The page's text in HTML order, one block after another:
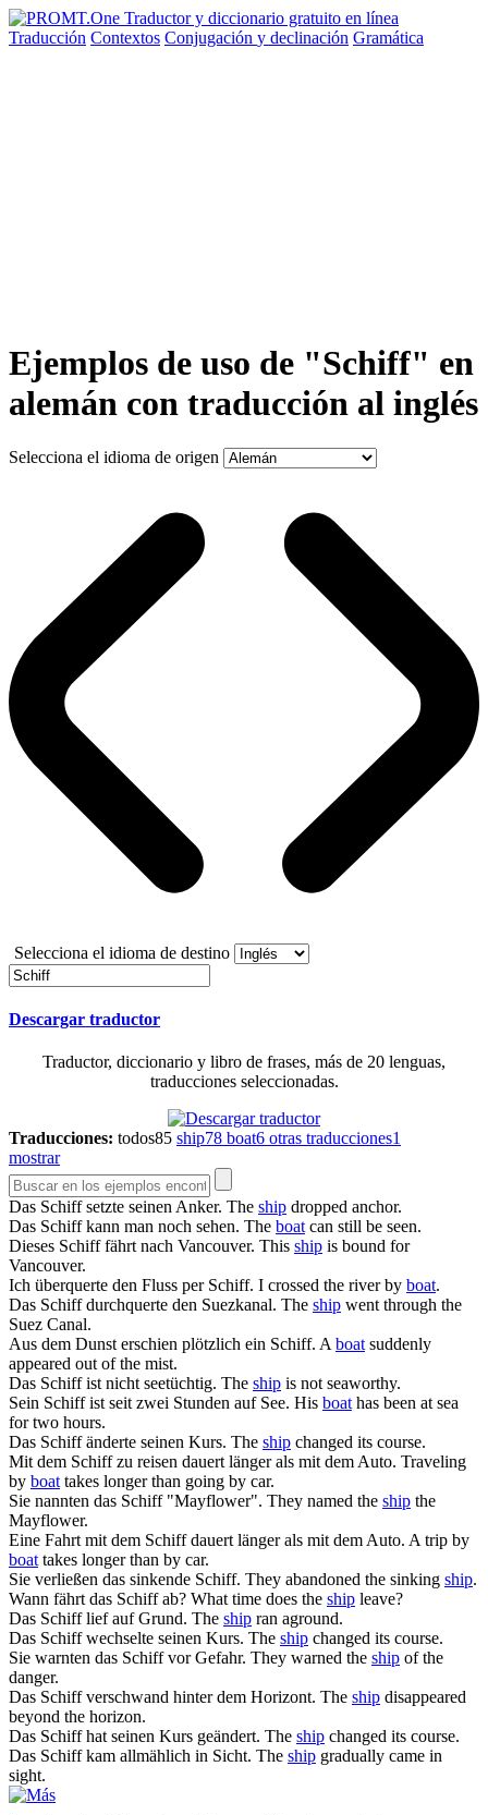
Traducción Contextos Conjugación y declinación Gramática
Ejemplos de uso de "Schiff" en
alemán con traducción al inglés
Selecciona el idioma de origen
Selecciona el idioma de destino
Descargar traductor
Traductor, diccionario y libro de frases, más de 20 lenguas,
traducciones seleccionadas.
Traducciones: todos85 ship78 boat6 otras traducciones1
mostrar
Das Schiffsetzte seinen Anker. The ship dropped anchor.
Das Schiffkann man noch sehen. The boatcan still be seen.
Dieses Schifffährt nach Vancouver. This ship is bound for
Vancouver.
Ich überquerte den Fluss per Schiff. I crossed the river by boat.
Das Schiffdurchquerte den Suezkanal. The ship went through the
Suez Canal.
Aus dem Dunst erschien plötzlich ein Schiff. Aboatsuddenly
appeared out of the mist.
Das Schiffist nicht seetüchtig. The ship is not seaworthy.
Sein Schiffist seit zwei Stunden auf See. His boathas been at sea
for two hours.
Das Schiffänderte seinen Kurs. The ship changed its course.
Mit dem Schiffzu reisen dauert länger als mit dem Auto. Traveling
by boattakes longer than going by car.
Sie nannten das Schiff"Mayflower". They named the ship the
Mayflower.
Eine Fahrt mit dem Schiffdauert länger als mit dem Auto. A trip by
boattakes longer than by car.
Sie verließen das sinkende Schiff. They abandoned the sinking ship.
Wann fährt das Schiffab? What time does the ship leave?
Das Schifflief auf Grund. The ship ran aground.
Das Schiffwechselte seinen Kurs. The ship changed its course.
Sie warnten das Schiffvor Gefahr. They warned the ship of the
danger.
Das Schiffverschwand hinter dem Horizont. The ship disappeared
beyond the horizon.
Das Schiffhat seinen Kurs geändert. The ship changed its course.
Das Schiffkam allmählich in Sicht. The ship gradually came in
sight.